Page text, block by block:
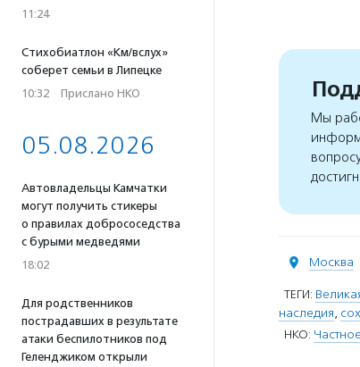
11:24
Стихобиатлон «Км/вслух»
соберет семьи в Липецке
10:32 · Прислано НКО
05.08.2026
Автовладельцы Камчатки
могут получить стикеры
о правилах добрососедства
с бурыми медведями
18:02
Для родственников
пострадавших в результате
атаки беспилотников под
Геленджиком открыли
Мы
Москва
ТЕГИ:
наследия,
НКО: